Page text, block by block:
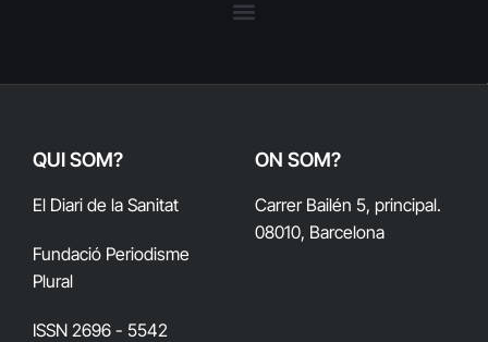
QUI SOM?
El Diari de la Sanitat
Fundació Periodisme
Plural
ISSN 2696 - 5542
ON SOM?
Carrer Bailén 5, principal.
08010, Barcelona